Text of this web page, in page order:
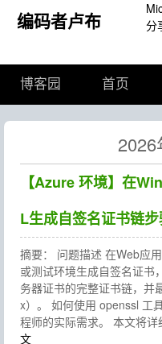
编码者卢布
分
博客园 首页
2026
【Azure 环境】在
L生成自签名证书链
摘要： 问题描述 在Web应
或测试环境生成自签名证书
务器证书的完整证书链，并
x）。 如何使用 openssl 工
程师的实际需求。 本文将
文